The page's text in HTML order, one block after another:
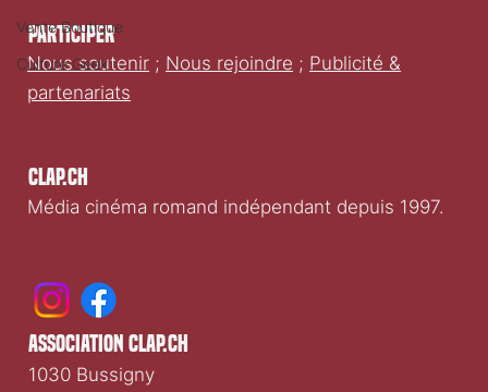
Vente Boutique
Culture Geek
Clap.ch
Média cinéma romand indépendant depuis 1997.
Participer
Nous soutenir ; Nous rejoindre ; Publicité &
partenariats
association clap.ch
1030 Bussigny